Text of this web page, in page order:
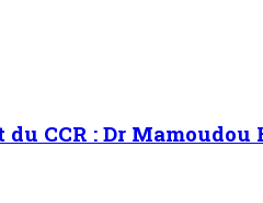
CCR : Dr